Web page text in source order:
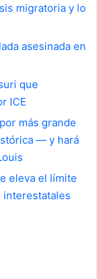
migratoria y lo
asesinada en
que
ICE
más grande
— y hará
eleva el límite
interestatales